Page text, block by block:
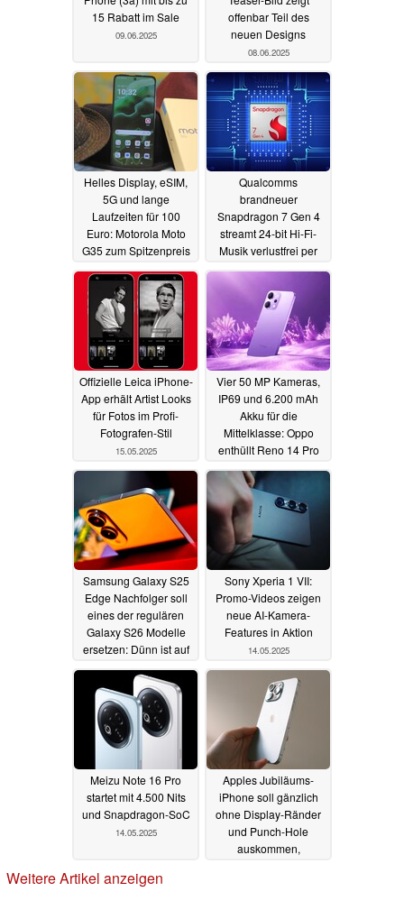
15 Rabatt im Sale
09.06.2025
offenbar Teil des
neuen Designs
08.06.2025
Helles Display, eSIM,
5G und lange
Laufzeiten für 100
Euro: Motorola Moto
G35 zum Spitzenpreis
15.05.2025
Qualcomms
brandneuer
Snapdragon 7 Gen 4
streamt 24-bit Hi-Fi-
Musik verlustfrei per
WLAN15.05.2025
Offizielle Leica iPhone-
App erhält Artist Looks
für Fotos im Profi-
Fotografen-Stil
15.05.2025
Vier 50 MP Kameras,
IP69 und 6.200 mAh
Akku für die
Mittelklasse: Oppo
enthüllt Reno 14 Pro
15.05.2025
Samsung Galaxy S25
Edge Nachfolger soll
eines der regulären
Galaxy S26 Modelle
ersetzen: Dünn ist auf
Erfolgskurs15.05.2025
Sony Xperia 1 VII:
Promo-Videos zeigen
neue AI-Kamera-
Features in Aktion
14.05.2025
Meizu Note 16 Pro
startet mit 4.500 Nits
und Snapdragon-SoC
14.05.2025
Apples Jubiläums-
iPhone soll gänzlich
ohne Display-Ränder
und Punch-Hole
auskommen,
Weitere Artikel anzeigen